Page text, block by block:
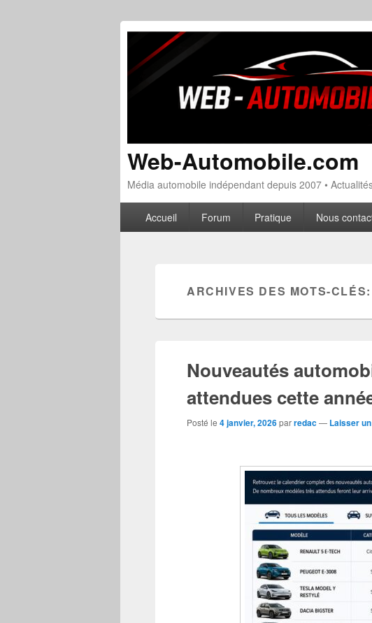
Web-Automobile.com
Média automobile indépendant depuis 2007 •
Menu principal
Aller au contenu principal
Aller au contenu secondaire
Accueil Forum Pratique Nous
ARCHIVES DES MOTS-
Nouveautés
attendues cette
Posté le 4 janvier, 2026parredac— Laisser